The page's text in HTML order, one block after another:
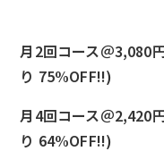
月2回コース＠
り 75%OFF!!)
月4回コース＠
り 64%OFF!!)